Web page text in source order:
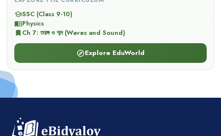
schoolSSC (Class 9-10)
menu_bookPhysics
bookmark Ch 7:তরঙ্গ ও শব্দ (Waves and Sound)
exploreExplore EduWorld